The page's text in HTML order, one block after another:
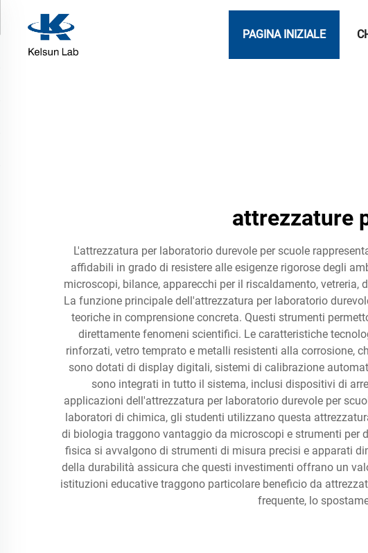
PAGINA INIZIALE
attrezzature
L'attrezzatura per laboratorio durevole per scuole
affidabili in grado di resistere alle esigenze rigorose degli
microscopi, bilance, apparecchi per il riscaldamento,
La funzione principale dell'attrezzatura per laboratorio
teoriche in comprensione concreta. Questi strumenti
direttamente fenomeni scientifici. Le caratteristiche
rinforzati, vetro temprato e metalli resistenti alla corrosione,
sono dotati di display digitali, sistemi di calibrazione
sono integrati in tutto il sistema, inclusi dispositivi di
applicazioni dell'attrezzatura per laboratorio durevole per
laboratori di chimica, gli studenti utilizzano questa
di biologia traggono vantaggio da microscopi e strumenti per
fisica si avvalgono di strumenti di misura precisi e apparati
della durabilità assicura che questi investimenti offrano un
istituzioni educative traggono particolare beneficio da
frequente, lo